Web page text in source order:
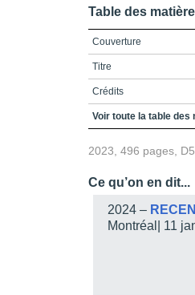
Table des
Couverture
Titre
Crédits
Avant-propos
théorique et pratique
des adolescents
Références
Voir toute la table des
2023, 496 pages,
Ce qu’on en dit...
2024 –
Montréal| 11